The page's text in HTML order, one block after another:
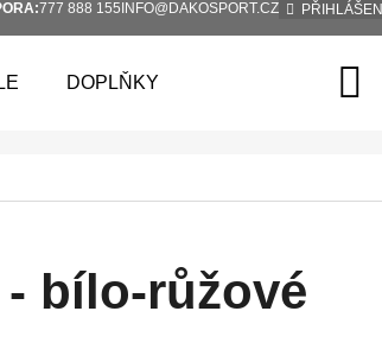
777 888 155 INFO@DAKOSPORT.CZ PŘIHLÁŠENÍ
DOPLŇKY
bílo-růžové